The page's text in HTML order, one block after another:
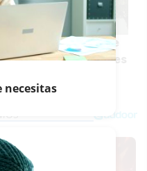
a Bellas Artes de
rehabilitar inmuebles
necesitas